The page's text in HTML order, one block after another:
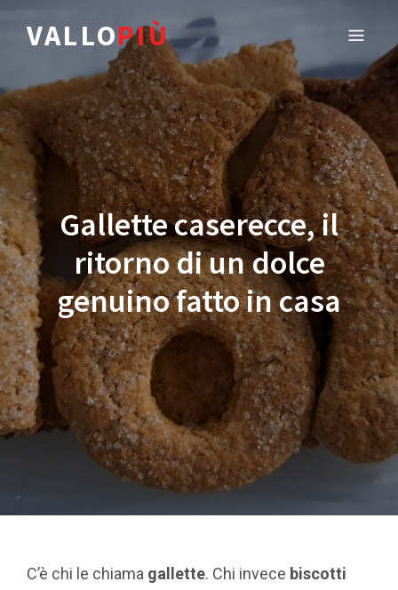
VALLOPIÙ
Gallette caserecce, il
ritorno di un dolce
genuino fatto in casa
C’è chi le chiama gallette. Chi invece biscotti